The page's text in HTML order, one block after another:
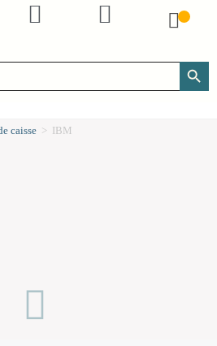
SEARCH
caisse > IBM